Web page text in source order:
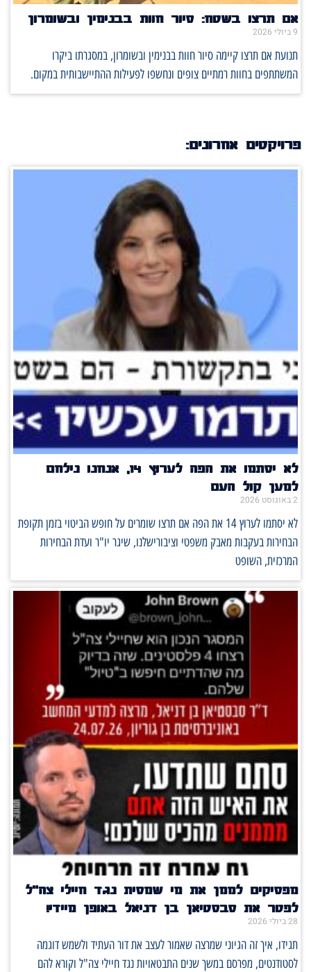
אם תרצו בשטח: סיור חוות בבנימין ובשומרון
9 ביולי 2026
תנועת אם תרצו קיימה סיור חוות בבנימין ובשומרון, במסגרתו ביקרו
המשתתפים בחוות רמתיים צופים ונחשפו לפעילות ההתיישבותית במקום.
פרויקטים אחרונים:
לא יסתמו את הפה לערוץ 14, אנחנו נילחם
למען קול העם
2 באוגוסט 2026
לא יסתמו לערוץ 14 את הפה אם תרצו שומרים על חופש הביטוי בזמן תקופת
הבחירות בעקבות מאבק משפטי וציבורישלנו, שיגר יו"ר ועדת הבחירות
המרכזית, השופט
מפסיקים לממן את מי שמסית נגד חיילי צה"ל
לפטר את סבסטיאן בן דניאל באופן מיידי!
28 ביולי 2026
תגידו, איך זה הגיוני שמרצה שאמור לעצב את דור העתיד ולשמש דוגמה
לסטודנטים, מפרסם במשך שנים התבטאויות נגד חיילי צה"ל וקורא להם